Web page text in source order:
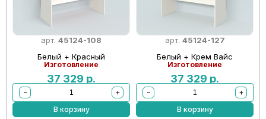
арт. 45124-108
Белый + Красный
Изготовление
37 329 р.
−
+
В корзину
арт. 45124-127
Белый + Крем Вайс
Изготовление
37 329 р.
−
+
В корзину